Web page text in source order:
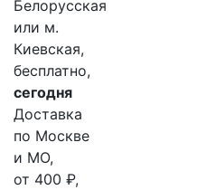
Белорусская
или м.
Киевская,
бесплатно,
сегодня
Доставка
по Москве
и МО,
от 400 ₽,